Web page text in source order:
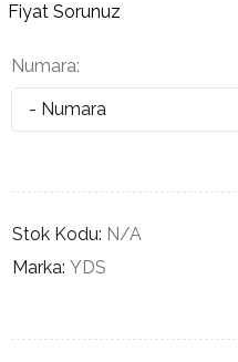
Fiyat Sorunuz
Numara
Stok Kodu: N/A
Marka: YDS